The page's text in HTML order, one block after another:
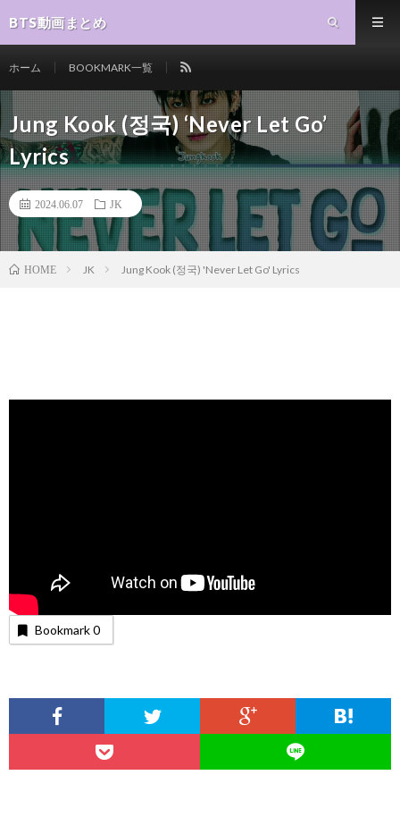
BTS動画まとめ
ホーム BOOKMARK一覧
Jung Kook (정국) ‘Never Let Go’
Lyrics
2024.06.07 JK
HOME JK Jung Kook (정국) 'Never Let Go' Lyrics
Bookmark0